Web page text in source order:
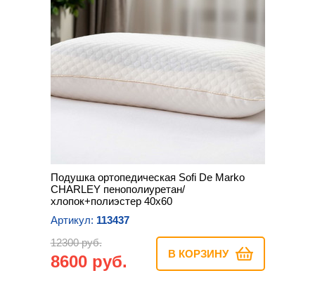
Подушка ортопедическая Sofi De Marko
CHARLEY пенополиуретан/
хлопок+полиэстер 40х60
Артикул: 113437
12300 руб.
8600 руб. В КОРЗИНУ